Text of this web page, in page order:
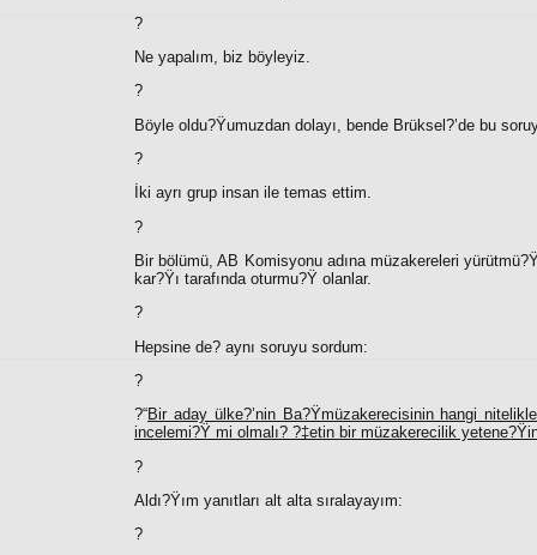
?
Ne yapalım, biz böyleyiz.
?
Böyle oldu?Ÿumuzdan dolayı, bende Brüksel?’de bu
?
İki ayrı grup insan ile temas ettim.
?
Bir bölümü, AB Komisyonu adına müzakereleri
kar?Ÿı tarafında oturmu?Ÿ olanlar.
?
Hepsine de? aynı soruyu sordum:
?
?“Bir aday ülke?’nin Ba?Ÿmüzakerecisinin hangi
incelemi?Ÿ mi olmalı? ?‡etin bir müzakerecilik
?
Aldı?Ÿım yanıtları alt alta sıralayayım:
?